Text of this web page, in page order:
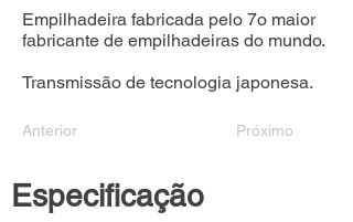
Empilhadeira fabricada pelo 7o maior
fabricante de empilhadeiras do mundo.
Transmissão de tecnologia japonesa.
Anterior Próximo
Especificação